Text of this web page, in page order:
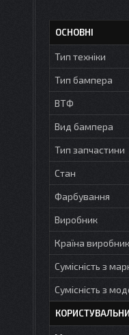
ОСНОВНІ
Тип техніки
Тип бампера
ВТФ
Вид бампера
Тип запчастини
Стан
Фарбування
Виробник
Країна виробник
Сумісність з
Сумісність з